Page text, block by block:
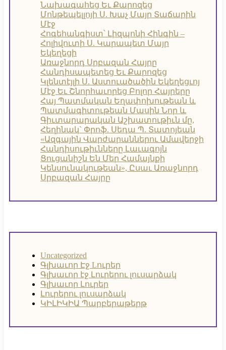
Նախագահեց Եւ Քարոզեց
Մոնթեպելլոյի Ս. Խաչ Մայր Տաճարին
Մէջ
Հոգեհանգիստ՝ Լիզպոնի Հինգին –
Հոլիվուտի Ս. Կարապետ Մայր
Եկեղեցի
Առաջնորդ Սրբազան Հայրը
Հանդիսապետեց Եւ Քարոզեց
Կլենտէյլի Ս. Աստուածածին Եկեղեցւոյ
Մէջ Եւ Շնորհաւորեց Բոլոր Հայրերը
Հայ Պատմական Եղափոխութեան և
Պատմագիտութեան Մասին Նոր և
Գիւտարարական Աշխատութիւն մը,
Հեղինակ` Փրոֆ. Սեդա Պ. Տատոյեան
«Ազգային Վարժարաններու Ամավերջի
Հանդիսութիւնները Լաւագոյն
Ցուցանիշն Են Մեր Համայնքի
Կենսունակութեան», Ըսաւ Առաջնորդ
Սրբազան Հայրը
Uncategorized
Գլխաւոր Էջ Lուրեր
Գլխաւոր էջ Լուրերու լուսարձակ
Գլխաւոր Լուրեր
Լուրերու լուսարձակ
ԿԻԼԻԿԻԱ Պարբերաթերթ